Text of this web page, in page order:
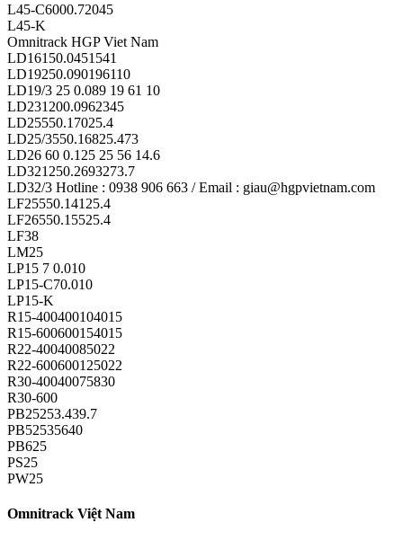
L45-C6000.72045
L45-K
Omnitrack HGP Viet Nam
LD16150.0451541
LD19250.090196110
LD19/3 25 0.089 19 61 10
LD231200.0962345
LD25550.17025.4
LD25/3550.16825.473
LD26 60 0.125 25 56 14.6
LD321250.2693273.7
LD32/3 Hotline : 0938 906 663 / Email : giau@hgpvietnam.com
LF25550.14125.4
LF26550.15525.4
LF38
LM25
LP15 7 0.010
LP15-C70.010
LP15-K
R15-400400104015
R15-600600154015
R22-40040085022
R22-600600125022
R30-40040075830
R30-600
PB25253.439.7
PB52535640
PB625
PS25
PW25
Omnitrack Việt Nam